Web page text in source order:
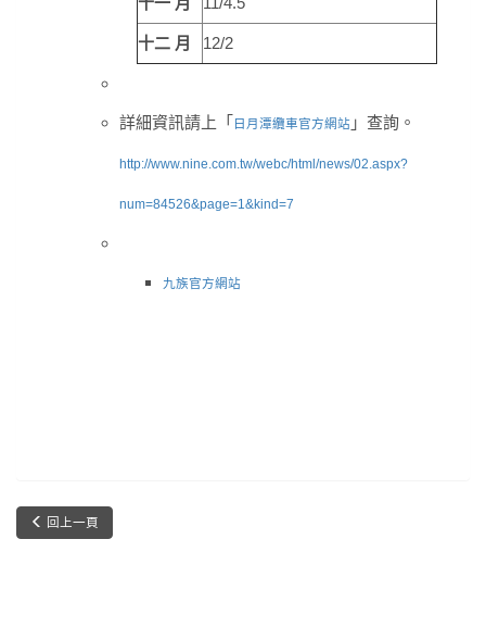
十二 月 12/2
詳細資訊請上「 日月潭纜車官方網站 」查詢。
http://www.nine.com.tw/webc/html/news/02.aspx?
num=84526&page=1&kind=7
九族官方網站
回上一頁